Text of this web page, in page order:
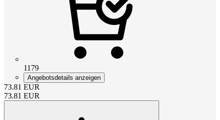
1179
Angebotsdetails anzeigen
73.81 EUR
73.81 EUR